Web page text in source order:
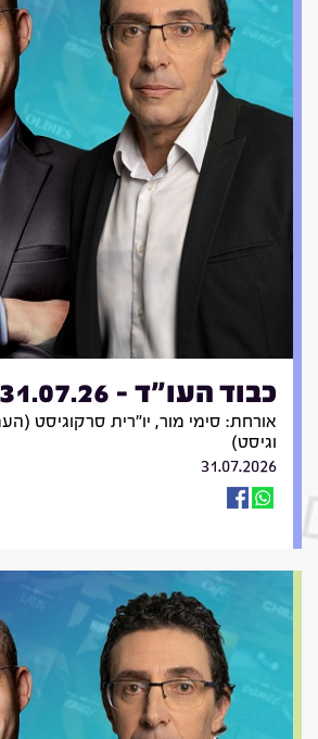
כבוד העו"ד - 31.07.26
אורחת: סימי מור, יו"רית סרקוגיסט
וגיסט)
31.07.2026